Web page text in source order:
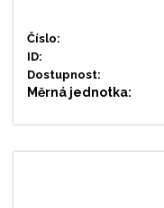
Číslo:
ID:
Dostupnost:
Měrná jednotka: